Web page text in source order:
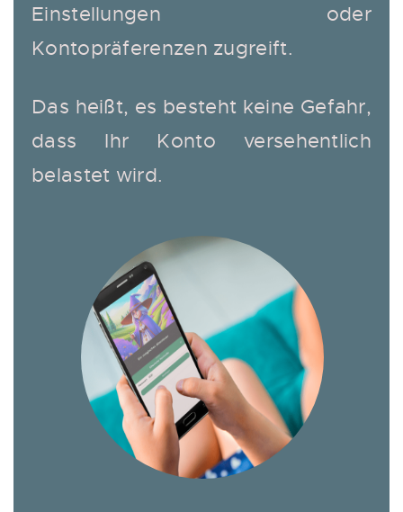
Einstellungen oder
Kontopräferenzen zugreift.
Das heißt, es besteht keine Gefahr,
dass Ihr Konto versehentlich
belastet wird.